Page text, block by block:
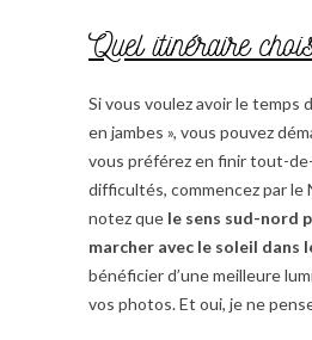
Quel itinéraire
Si vous voulez avoir le temps
en jambes », vous pouvez
vous préférez en finir tout-
difficultés, commencez par le
notez que le sens sud-nord
marcher avec le soleil dans
bénéficier d’une meilleure
vos photos. Et oui, je ne